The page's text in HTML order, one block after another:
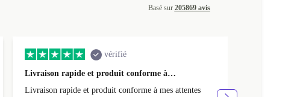
Basé sur 205869 avis
vérifié
Livraison rapide et produit conforme à…
Livraison rapide et produit conforme à mes attentes